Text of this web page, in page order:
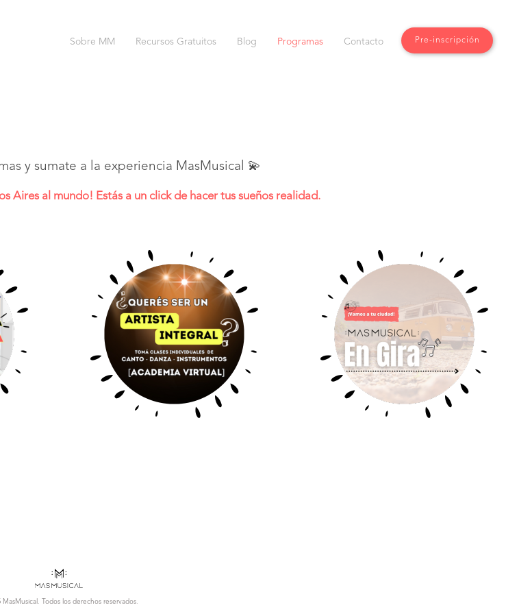
Sobre MM Recursos Gratuitos Blog Programas Contacto Pre-inscripción
y sumate a la experiencia MasMusical 💫
Aires al mundo! Estás a un click de hacer tus sueños realidad.
MasMusical. Todos los derechos reservados.